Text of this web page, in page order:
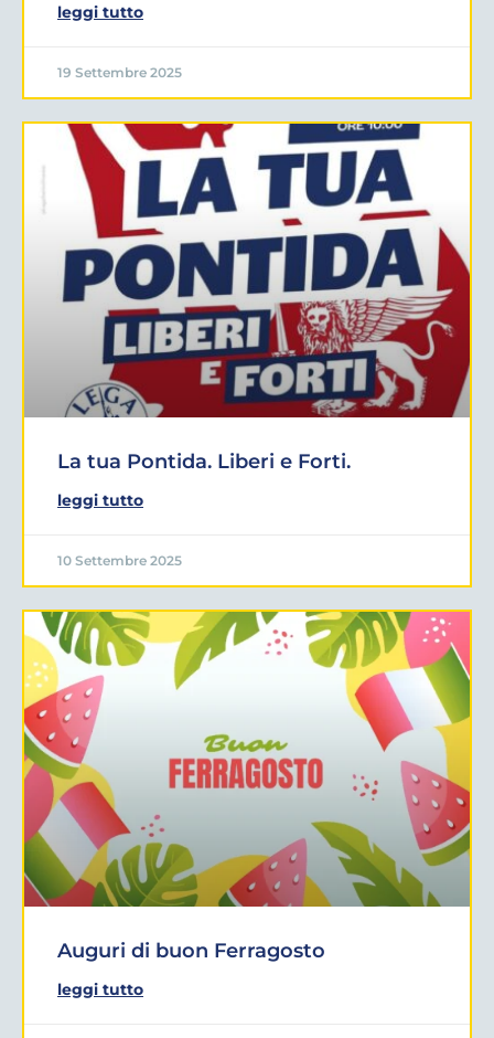
leggi tutto
19 Settembre 2025
La tua Pontida. Liberi e Forti.
leggi tutto
10 Settembre 2025
Auguri di buon Ferragosto
leggi tutto